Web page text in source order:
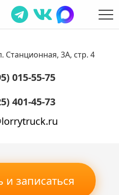
Станционная, 3А, стр. 4
015-55-75
401-45-73
и записаться